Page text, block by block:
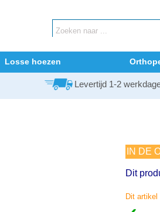
Losse hoezen
Levertijd 1-2
IN DE
Dit
Dit